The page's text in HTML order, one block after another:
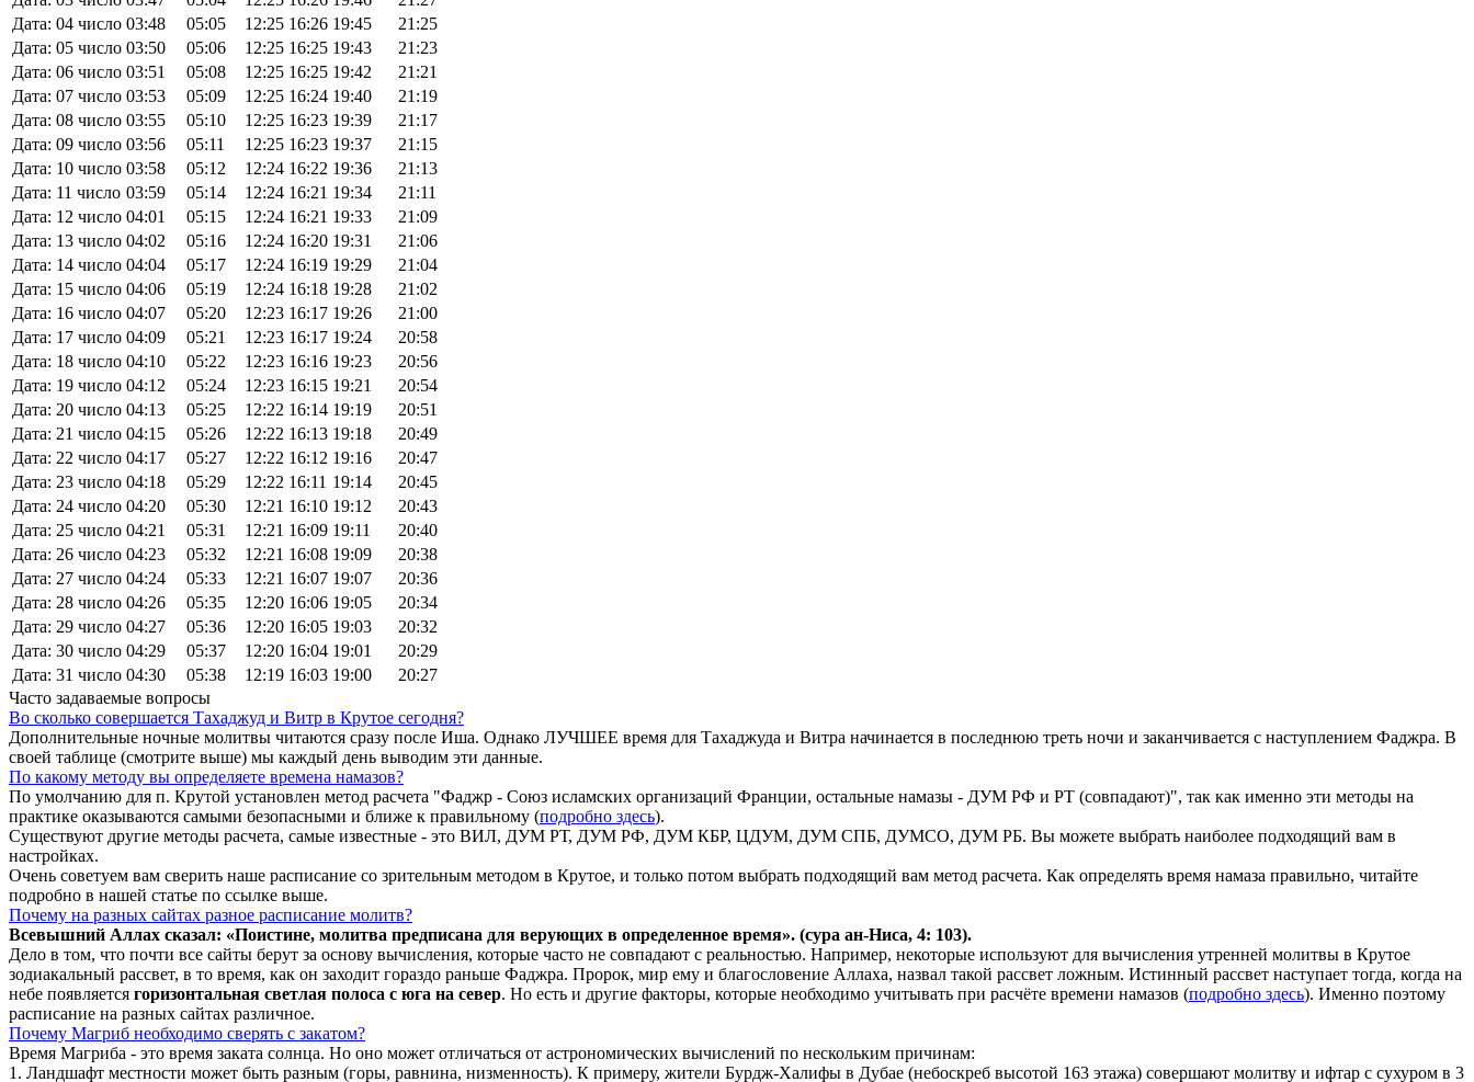
Дата: 04 число 03:48 05:05 12:25 16:26 19:45
21:25
Дата: 05 число 03:50 05:06 12:25 16:25 19:43
21:23
Дата: 06 число 03:51 05:08 12:25 16:25 19:42
21:21
Дата: 07 число 03:53 05:09 12:25 16:24 19:40
21:19
Дата: 08 число 03:55 05:10 12:25 16:23 19:39
21:17
Дата: 09 число 03:56 05:11 12:25 16:23 19:37
21:15
Дата: 10 число 03:58 05:12 12:24 16:22 19:36
21:13
Дата: 11 число 03:59 05:14 12:24 16:21 19:34
21:11
Дата: 12 число 04:01 05:15 12:24 16:21 19:33
21:09
Дата: 13 число 04:02 05:16 12:24 16:20 19:31
21:06
Дата: 14 число 04:04 05:17 12:24 16:19 19:29
21:04
Дата: 15 число 04:06 05:19 12:24 16:18 19:28
21:02
Дата: 16 число 04:07 05:20 12:23 16:17 19:26
21:00
Дата: 17 число 04:09 05:21 12:23 16:17 19:24
20:58
Дата: 18 число 04:10 05:22 12:23 16:16 19:23
20:56
Дата: 19 число 04:12 05:24 12:23 16:15 19:21
20:54
Дата: 20 число 04:13 05:25 12:22 16:14 19:19
20:51
Дата: 21 число 04:15 05:26 12:22 16:13 19:18
20:49
Дата: 22 число 04:17 05:27 12:22 16:12 19:16
20:47
Дата: 23 число 04:18 05:29 12:22 16:11 19:14
20:45
Дата: 24 число 04:20 05:30 12:21 16:10 19:12
20:43
Дата: 25 число 04:21 05:31 12:21 16:09 19:11
20:40
Дата: 26 число 04:23 05:32 12:21 16:08 19:09
20:38
Дата: 27 число 04:24 05:33 12:21 16:07 19:07
20:36
Дата: 28 число 04:26 05:35 12:20 16:06 19:05
20:34
Дата: 29 число 04:27 05:36 12:20 16:05 19:03
20:32
Дата: 30 число 04:29 05:37 12:20 16:04 19:01
20:29
Дата: 31 число 04:30 05:38 12:19 16:03 19:00
20:27
Часто задаваемые вопросы
Во сколько совершается Тахаджуд и Витр в Крутое сегодня?
Дополнительные ночные молитвы читаются сразу после Иша. Однако ЛУЧШЕЕ время для Тахаджуда и Витра начинается в последнюю треть ночи и заканчивается с наступлением Фаджра. В
своей таблице (смотрите выше) мы каждый день выводим эти данные.
По какому методу вы определяете времена намазов?
По умолчанию для п. Крутой установлен метод расчета "Фаджр - Союз исламских организаций Франции, остальные намазы - ДУМ РФ и РТ (совпадают)", так как именно эти методы на
практике оказываются самыми безопасными и ближе к правильному (подробно здесь).
Существуют другие методы расчета, самые известные - это ВИЛ, ДУМ РТ, ДУМ РФ, ДУМ КБР, ЦДУМ, ДУМ СПБ, ДУМСО, ДУМ РБ. Вы можете выбрать наиболее подходящий вам в
настройках.
Очень советуем вам сверить наше расписание со зрительным методом в Крутое, и только потом выбрать подходящий вам метод расчета. Как определять время намаза правильно, читайте
подробно в нашей статье по ссылке выше.
Почему на разных сайтах разное расписание молитв?
Всевышний Аллах сказал: «Поистине, молитва предписана для верующих в определенное время». (сура ан-Ниса, 4: 103).
Дело в том, что почти все сайты берут за основу вычисления, которые часто не совпадают с реальностью. Например, некоторые используют для вычисления утренней молитвы в Крутое
зодиакальный рассвет, в то время, как он заходит гораздо раньше Фаджра. Пророк, мир ему и благословение Аллаха, назвал такой рассвет ложным. Истинный рассвет наступает тогда, когда на
небе появляется горизонтальная светлая полоса с юга на север. Но есть и другие факторы, которые необходимо учитывать при расчёте времени намазов (подробно здесь). Именно поэтому
расписание на разных сайтах различное.
Почему Магриб необходимо сверять с закатом?
Время Магриба - это время заката солнца. Но оно может отличаться от астрономических вычислений по нескольким причинам:
1. Ландшафт местности может быть разным (горы, равнина, низменность). К примеру, жители Бурдж-Халифы в Дубае (небоскреб высотой 163 этажа) совершают молитву и ифтар с сухуром в 3